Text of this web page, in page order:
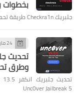
جلبريك Checkra1n طريقة تحميله وتفعيله بخطوات بسيطة جلبريك Checkra1n
24 مايو 2020
وطرق
Unc0ver Jailbreak 5